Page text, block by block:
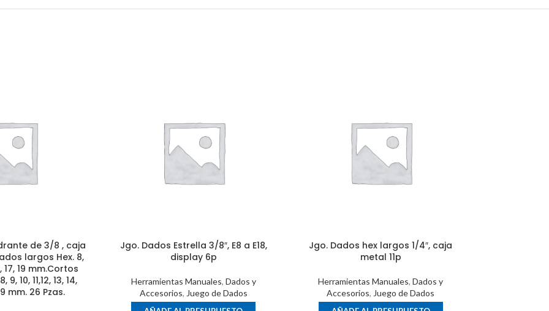
de 3/8 , caja
largos Hex. 8,
17, 19 mm.Cortos
10, 11,12, 13, 14,
mm. 26 Pzas.
Jgo. Dados Estrella 3/8″, E8 a E18,
display 6p
Herramientas Manuales, Dados y
Accesorios, Juego de Dados
Jgo. Dados hex largos 1/4″, caja
metal 11p
Herramientas Manuales,Dados y
Accesorios, Juego de Dados